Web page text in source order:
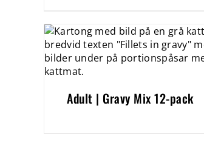
Adult | Gravy Mix 12-pack